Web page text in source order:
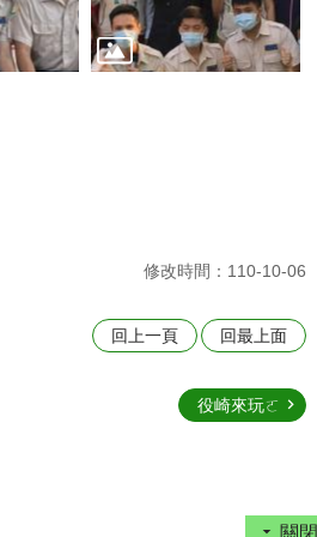
修改時間：110-10-06
回上一頁 回最上面
役崎來玩ㄛ